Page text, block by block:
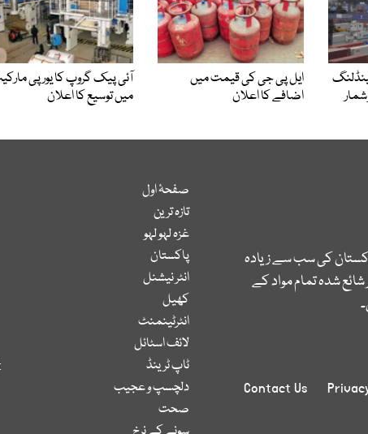
ایل پی جی کی قیمت میں
اضافے کا اعلان
آئی پیک گروپ کا یورپی
میں توسیع کا اعلان
کی سب سے زیادہ
شدہ تمام مواد کے
Contact Us
صفحۂ اول
تازہ ترین
غزہ لہو لہو
پاکستان
انٹر نیشنل
کھیل
انٹرٹینمنٹ
لائف اسٹائل
ٹاپ ٹرینڈ
دلچسپ و عجیب
صحت